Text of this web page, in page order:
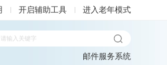
开启辅助工具 进入老年模式
邮件服务系统